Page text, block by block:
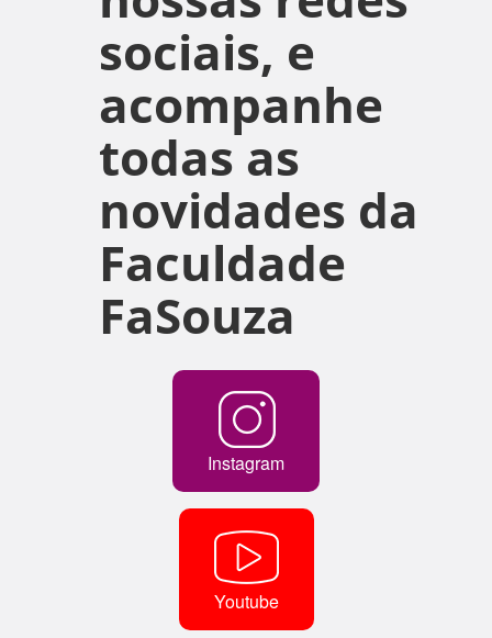
sociais, e
acompanhe
todas as
novidades da
Faculdade
FaSouza
Instagram
Youtube